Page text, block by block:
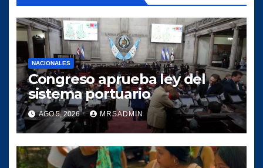
NACIONALES
Congreso aprueba ley del
sistema portuario
AGO 5, 2026 MRSADMIN